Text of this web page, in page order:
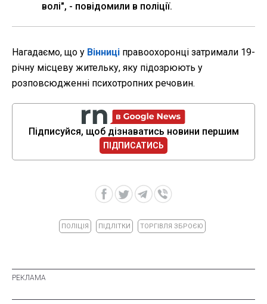
волі", - повідомили в поліції.
Нагадаємо, що у Вінниці правоохоронці затримали 19-
річну місцеву жительку, яку підозрюють у
розповсюдженні психотропних речовин.
Підписуйся, щоб дізнаватись новини першим
ПІДПИСАТИСЬ
ПОЛІЦІЯ ПІДЛІТКИ ТОРГІВЛЯ ЗБРОЄЮ